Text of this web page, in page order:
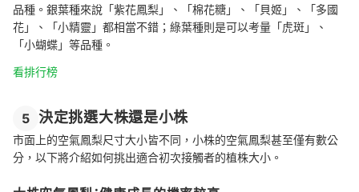
品種。銀葉種來說「紫花鳳梨」、「棉花糖」、「貝姬」、「多國
花」、「小精靈」都相當不錯；綠葉種則是可以考量「虎斑」、
「小蝴蝶」等品種。
看排行榜
5 決定挑選大株還是小株
市面上的空氣鳳梨尺寸大小皆不同，小株的空氣鳳梨甚至僅有數公
分，以下將介紹如何挑出適合初次接觸者的植株大小。